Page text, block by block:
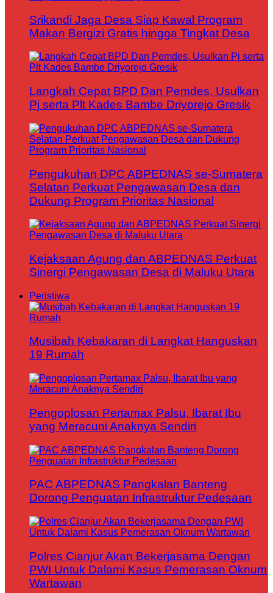
Srikandi Jaga Desa Siap Kawal Program
Makan Bergizi Gratis hingga Tingkat Desa
Langkah Cepat BPD Dan Pemdes, Usulkan
Pj serta Plt Kades Bambe Driyorejo Gresik
Pengukuhan DPC ABPEDNAS se-Sumatera
Selatan Perkuat Pengawasan Desa dan
Dukung Program Prioritas Nasional
Kejaksaan Agung dan ABPEDNAS Perkuat
Sinergi Pengawasan Desa di Maluku Utara
Peristiwa
Musibah Kebakaran di Langkat Hanguskan
19 Rumah
Pengoplosan Pertamax Palsu, Ibarat Ibu
yang Meracuni Anaknya Sendiri
PAC ABPEDNAS Pangkalan Banteng
Dorong Penguatan Infrastruktur Pedesaan
Polres Cianjur Akan Bekerjasama Dengan
PWI Untuk Dalami Kasus Pemerasan Oknum
Wartawan